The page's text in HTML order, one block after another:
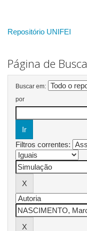
Repositório UNIFEI
Página de Busca
Buscar em:
por
Filtros correntes: